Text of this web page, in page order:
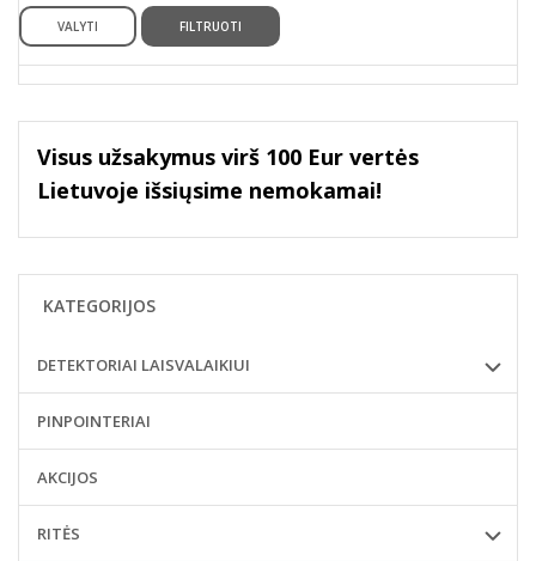
VALYTI FILTRUOTI
Visus užsakymus virš 100 Eur vertės
Lietuvoje išsiųsime nemokamai!
KATEGORIJOS
DETEKTORIAI LAISVALAIKIUI
PINPOINTERIAI
AKCIJOS
RITĖS